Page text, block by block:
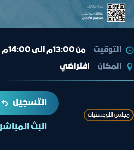
التوقيت
من 13:00م الى 14:00م
المكان
افتراضي
ﻣﺠﻠﺲ اﻟﻠﻮﺟﺴﺘﯿﺎت
التسجيل
البث المباشر